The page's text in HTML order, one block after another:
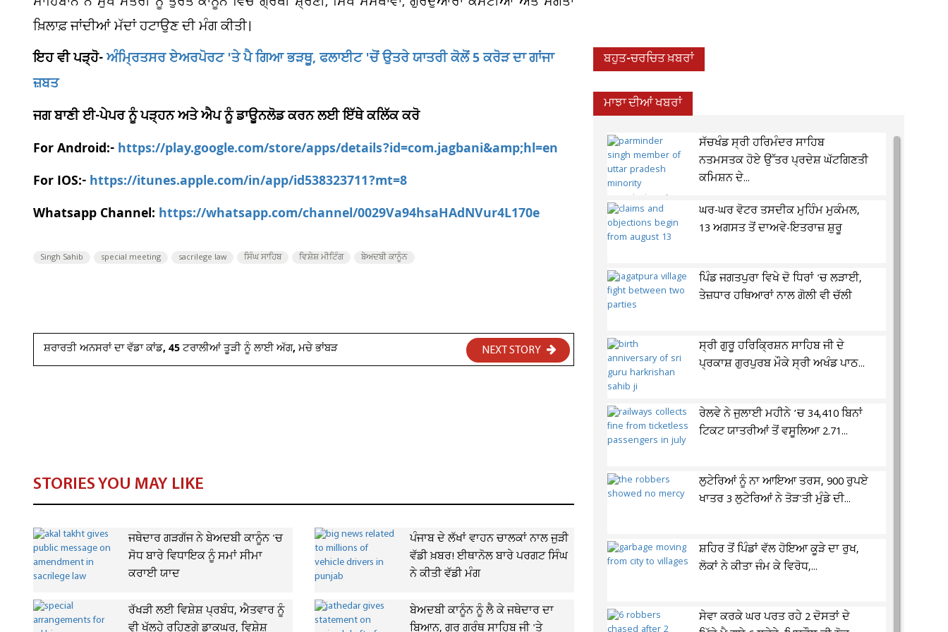
ਖ਼ਿਲਾਫ਼ ਜਾਂਦੀਆਂ ਮੱਦਾਂ ਹਟਾਉਣ ਦੀ ਮੰਗ ਕੀਤੀ।
ਇਹ ਵੀ ਪੜ੍ਹੋ-ਅੰਮ੍ਰਿਤਸਰ ਏਅਰਪੋਰਟ 'ਤੇ ਪੈ ਗਿਆ ਭੜਥੂ, ਫਲਾਈਟ 'ਚੋਂ ਉਤਰੇ ਯਾਤਰੀ ਕੋਲੋਂ 5 ਕਰੋੜ ਦਾ ਗਾਂਜਾ
ਜ਼ਬਤ
ਜਗ ਬਾਣੀ ਈ-ਪੇਪਰ ਨੂੰ ਪੜ੍ਹਨ ਅਤੇ ਐਪ ਨੂੰ ਡਾਊਨਲੋਡ ਕਰਨ ਲਈ ਇੱਥੇ ਕਲਿੱਕ ਕਰੋ
For Android:-https://play.google.com/store/apps/details?id=com.jagbani&amp;hl=en
For IOS:-https://itunes.apple.com/in/app/id538323711?mt=8
Whatsapp Channel: https://whatsapp.com/channel/0029Va94hsaHAdNVur4L170e
Singh Sahib special meeting sacrilege law ਸਿੰਘ ਸਾਹਿਬ ਵਿਸ਼ੇਸ਼ ਮੀਟਿੰਗ ਬੇਅਦਬੀ ਕਾਨੂੰਨ
ਸ਼ਰਾਰਤੀ ਅਨਸਰਾਂ ਦਾ ਵੱਡਾ ਕਾਂਡ, 45 ਟਰਾਲੀਆਂ ਤੂੜੀ ਨੂੰ ਲਾਈ ਅੱਗ, ਮਚੇ ਭਾਂਬੜ NEXT STORY
STORIES YOU MAY LIKE
ਜਥੇਦਾਰ ਗੜਗੱਜ ਨੇ ਬੇਅਦਬੀ ਕਾਨੂੰਨ 'ਚ
ਸੋਧ ਬਾਰੇ ਵਿਧਾਇਕ ਨੂੰ ਸਮਾਂ ਸੀਮਾ
ਕਰਾਈ ਯਾਦ
ਪੰਜਾਬ ਦੇ ਲੱਖਾਂ ਵਾਹਨ ਚਾਲਕਾਂ ਨਾਲ ਜੁੜੀ
ਵੱਡੀ ਖ਼ਬਰ! ਈਥਾਨੋਲ ਬਾਰੇ ਪਰਗਟ ਸਿੰਘ
ਨੇ ਕੀਤੀ ਵੱਡੀ ਮੰਗ
ਰੱਖੜੀ ਲਈ ਵਿਸ਼ੇਸ਼ ਪ੍ਰਬੰਧ, ਐਤਵਾਰ ਨੂੰ
ਵੀ ਖੁੱਲ੍ਹੇ ਰਹਿਣਗੇ ਡਾਕਘਰ, ਵਿਸ਼ੇਸ਼
ਬੇਅਦਬੀ ਕਾਨੂੰਨ ਨੂੰ ਲੈ ਕੇ ਜਥੇਦਾਰ ਦਾ
ਬਿਆਨ, ਗੁਰੂ ਗ੍ਰੰਥ ਸਾਹਿਬ ਜੀ 'ਤੇ
ਬਹੁਤ-ਚਰਚਿਤ ਖ਼ਬਰਾਂ
ਮਾਝਾ ਦੀਆਂ ਖਬਰਾਂ
ਸੱਚਖੰਡ ਸ੍ਰੀ ਹਰਿਮੰਦਰ ਸਾਹਿਬ
ਨਤਮਸਤਕ ਹੋਏ ਉੱਤਰ ਪ੍ਰਦੇਸ਼ ਘੱਟਗਿਣਤੀ
ਕਮਿਸ਼ਨ ਦੇ...
ਘਰ-ਘਰ ਵੋਟਰ ਤਸਦੀਕ ਮੁਹਿੰਮ ਮੁਕੰਮਲ,
13 ਅਗਸਤ ਤੋਂ ਦਾਅਵੇ-ਇਤਰਾਜ਼ ਸ਼ੁਰੂ
ਪਿੰਡ ਜਗਤਪੁਰਾ ਵਿਖੇ ਦੋ ਧਿਰਾਂ 'ਚ ਲੜਾਈ,
ਤੇਜ਼ਧਾਰ ਹਥਿਆਰਾਂ ਨਾਲ ਗੋਲੀ ਵੀ ਚੱਲੀ
ਸ੍ਰੀ ਗੁਰੂ ਹਰਿਕ੍ਰਿਸ਼ਨ ਸਾਹਿਬ ਜੀ ਦੇ
ਪ੍ਰਕਾਸ਼ ਗੁਰਪੁਰਬ ਮੌਕੇ ਸ੍ਰੀ ਅਖੰਡ ਪਾਠ...
ਰੇਲਵੇ ਨੇ ਜੁਲਾਈ ਮਹੀਨੇ ’ਚ 34,410 ਬਿਨਾਂ
ਟਿਕਟ ਯਾਤਰੀਆਂ ਤੋਂ ਵਸੂਲਿਆ 2.71...
ਲੁਟੇਰਿਆਂ ਨੂੰ ਨਾ ਆਇਆ ਤਰਸ, 900 ਰੁਪਏ
ਖਾਤਰ 3 ਲੁਟੇਰਿਆਂ ਨੇ ਤੋੜ'ਤੀ ਮੁੰਡੇ ਦੀ...
ਸ਼ਹਿਰ ਤੋਂ ਪਿੰਡਾਂ ਵੱਲ ਹੋਇਆ ਕੂੜੇ ਦਾ ਰੁਖ,
ਲੋਕਾਂ ਨੇ ਕੀਤਾ ਜੰਮ ਕੇ ਵਿਰੋਧ,...
ਸੇਵਾ ਕਰਕੇ ਘਰ ਪਰਤ ਰਹੇ 2 ਦੋਸਤਾਂ ਦੇ